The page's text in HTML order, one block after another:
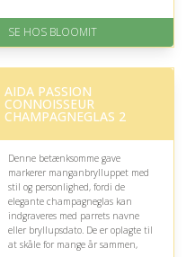
stadig festlig og nem at dele.
På lager
Levering: samme dag eller efter
Fremragende Trustpilot rating
på 4.4 ud af 5
SE HOS BLOOMIT
AIDA PASSION
CONNOISSEUR
CHAMPAGNEGLAS 2
Denne betænksomme gave
markerer manganbrylluppet med
stil og personlighed, fordi de
elegante champagneglas kan
indgraveres med parrets navne
eller bryllupsdato. De er oplagte til
at skåle for mange år sammen,